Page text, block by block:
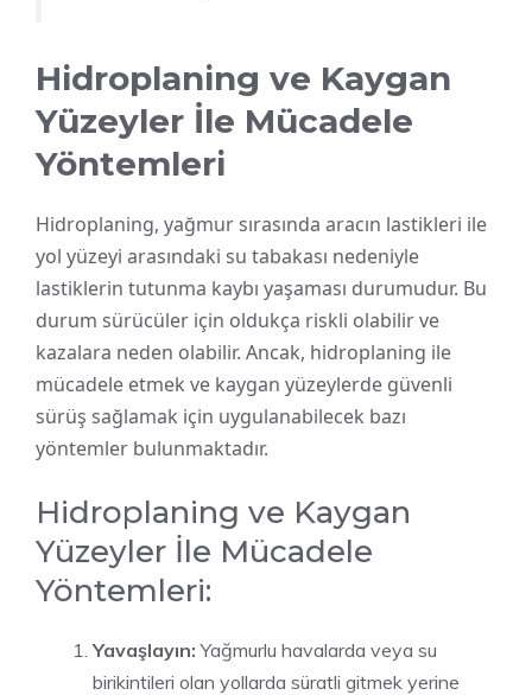
Hidroplaning ve Kaygan
Yüzeyler İle Mücadele
Yöntemleri
Hidroplaning, yağmur sırasında aracın lastikleri ile
yol yüzeyi arasındaki su tabakası nedeniyle
lastiklerin tutunma kaybı yaşaması durumudur. Bu
durum sürücüler için oldukça riskli olabilir ve
kazalara neden olabilir. Ancak, hidroplaning ile
mücadele etmek ve kaygan yüzeylerde güvenli
sürüş sağlamak için uygulanabilecek bazı
yöntemler bulunmaktadır.
Hidroplaning ve Kaygan
Yüzeyler İle Mücadele
Yöntemleri:
Yavaşlayın: Yağmurlu havalarda veya su
birikintileri olan yollarda süratli gitmek yerine